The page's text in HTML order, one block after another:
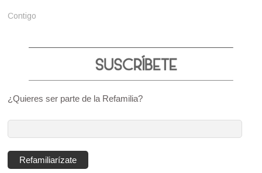
Contigo
¿Quieres ser parte de la Refamilia?
correo
Refamiliarízate